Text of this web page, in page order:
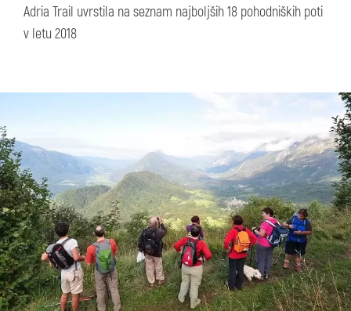
Adria Trail uvrstila na seznam najboljših 18 pohodniških poti
v letu 2018